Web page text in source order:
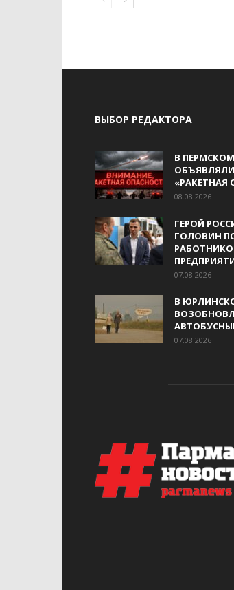
ВЫБОР РЕДАКТОРА
В
«РАКЕТНАЯ
08.08.2026
ГЕРОЙ
ГОЛОВИН
07.08.2026
В
07.08.2026